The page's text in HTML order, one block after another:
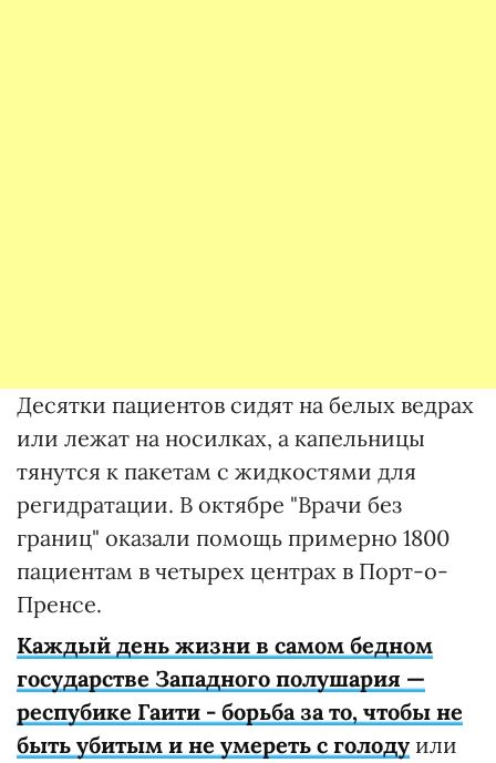
Десятки пациентов сидят на белых ведрах
или лежат на носилках, а капельницы
тянутся к пакетам с жидкостями для
регидратации. В октябре "Врачи без
границ" оказали помощь примерно 1800
пациентам в четырех центрах в Порт-о-
Пренсе.
Каждый день жизни в самом бедном
государстве Западного полушария —
респубике Гаити - борьба за то, чтобы не
быть убитым и не умереть с голоду или